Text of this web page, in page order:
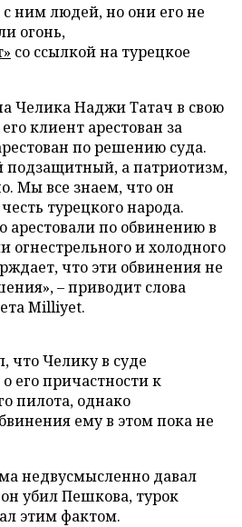
ним людей, но они его не
огонь,
cо ссылкой на турецкое
Челика Наджи Татач в свою
клиент арестован за
по решению суда.
подзащитный, а патриотизм,
Мы все знаем, что он
турецкого народа.
арестовали по обвинению в
и холодного
что эти обвинения не
– приводит слова
Milliyet.
что Челику в суде
его причастности к
пилота, однако
ему в этом пока не
недвусмысленно давал
убил Пешкова, турок
этим фактом.